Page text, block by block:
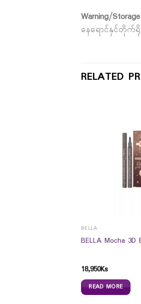
Warning/
နေရောင်နှင်တိုက်
RELATED
BELLA
BELLA Mocha
18,950Ks
READ MORE